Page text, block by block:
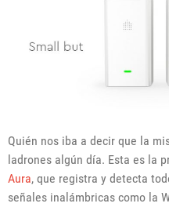
Quién nos iba a decir que la
ladrones algún día. Esta es la
Aura, que registra y detecta
señales inalámbricas como la